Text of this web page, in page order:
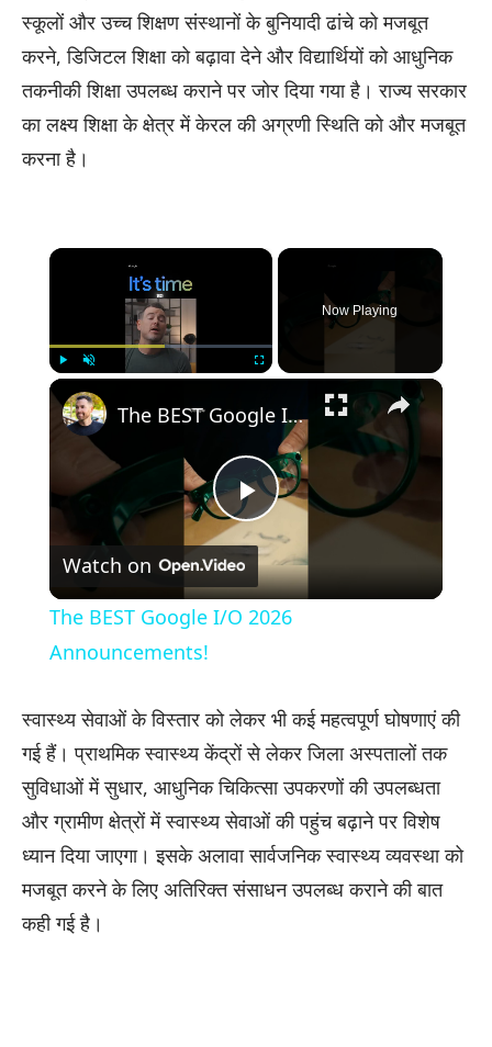
स्कूलों और उच्च शिक्षण संस्थानों के बुनियादी ढांचे को मजबूत
करने, डिजिटल शिक्षा को बढ़ावा देने और विद्यार्थियों को आधुनिक
तकनीकी शिक्षा उपलब्ध कराने पर जोर दिया गया है। राज्य सरकार
का लक्ष्य शिक्षा के क्षेत्र में केरल की अग्रणी स्थिति को और मजबूत
करना है।
×
Now Playing
×
Play
Video
The BEST Google I/O 2026 Announcements!
Watch on
The BEST Google I/O 2026
Announcements!
स्वास्थ्य सेवाओं के विस्तार को लेकर भी कई महत्वपूर्ण घोषणाएं की
गई हैं। प्राथमिक स्वास्थ्य केंद्रों से लेकर जिला अस्पतालों तक
सुविधाओं में सुधार, आधुनिक चिकित्सा उपकरणों की उपलब्धता
और ग्रामीण क्षेत्रों में स्वास्थ्य सेवाओं की पहुंच बढ़ाने पर विशेष
ध्यान दिया जाएगा। इसके अलावा सार्वजनिक स्वास्थ्य व्यवस्था को
मजबूत करने के लिए अतिरिक्त संसाधन उपलब्ध कराने की बात
कही गई है।